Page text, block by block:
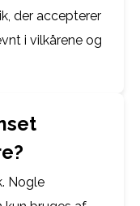
der accepterer
i vilkårene og
Nogle